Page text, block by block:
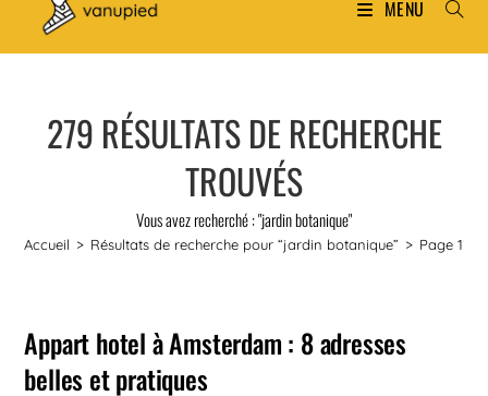
MENU
279 RÉSULTATS DE RECHERCHE
TROUVÉS
Vous avez recherché : "jardin botanique"
Accueil > Résultats de recherche pour “jardin botanique” > Page 12
Appart hotel à Amsterdam : 8 adresses
belles et pratiques